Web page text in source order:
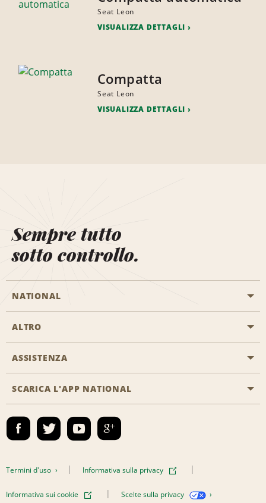
Seat Leon
VISUALIZZA DETTAGLI
Compatta
Seat Leon
VISUALIZZA DETTAGLI
Sempre tutto
sotto controllo.
NATIONAL
Inizia una prenotazione
Programmi business
Emerald Club Accedi
ALTRO
Offerte di lavoro
ASSISTENZA
Accessibilità
Contatti
SCARICA L'APP NATIONAL
Termini d'uso Informativa sulla privacy
Informativa sui cookie Scelte sulla privacy